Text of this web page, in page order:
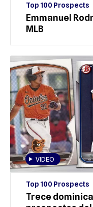
Top 100 Prospects
Emmanuel
MLB
VIDEO
Top 100 Prospects
Trece dominicanos en